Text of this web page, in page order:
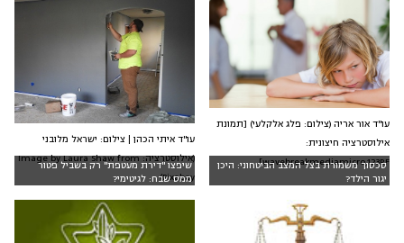
סכסוך משמורת בצל המצב הביטחוני: היכן
יגור הילד?
עו"ד אור אריה (צילום: פלג אלקלעי) [תמונת
אילוסטרציה חיצונית:
wavebreakmediamicro,123RF]
שיפצו "דירת מעטפת" רק בשביל פטור
ממס שבח: לגיטימי?
עו"ד איתי הכהן | צילום: ישראל מלובני
(אילוסטרציה: Image by Laura Shaw from
Pixabay)